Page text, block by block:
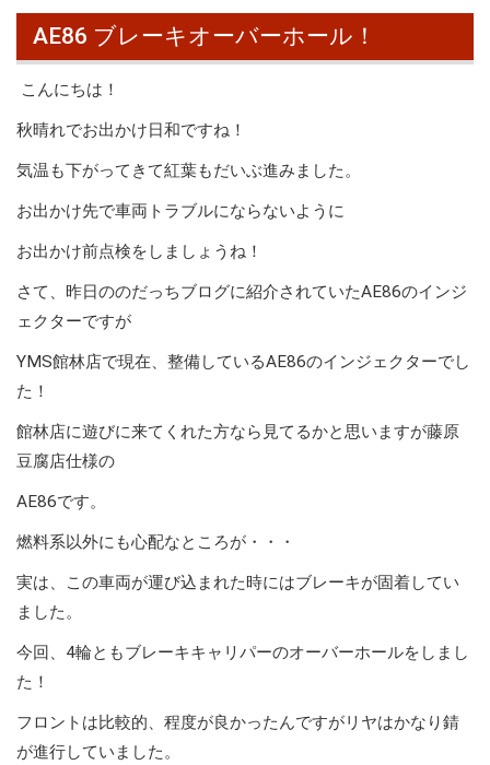
AE86 ブレーキオーバーホール！
こんにちは！
秋晴れでお出かけ日和ですね！
気温も下がってきて紅葉もだいぶ進みました。
お出かけ先で車両トラブルにならないように
お出かけ前点検をしましょうね！
さて、昨日ののだっちブログに紹介されていたAE86のインジ
ェクターですが
YMS館林店で現在、整備しているAE86のインジェクターでし
た！
館林店に遊びに来てくれた方なら見てるかと思いますが藤原
豆腐店仕様の
AE86です。
燃料系以外にも心配なところが・・・
実は、この車両が運び込まれた時にはブレーキが固着してい
ました。
今回、4輪ともブレーキキャリパーのオーバーホールをしまし
た！
フロントは比較的、程度が良かったんですがリヤはかなり錆
が進行していました。